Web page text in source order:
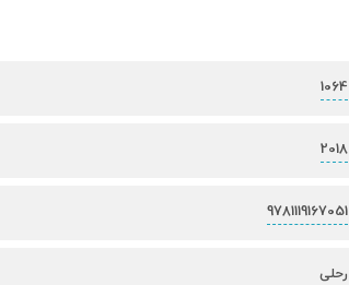
1064
2018
9781119167051
رحلی